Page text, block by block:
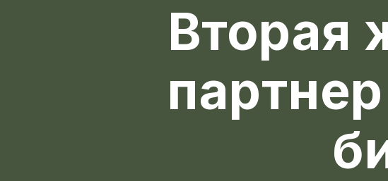
Вторая